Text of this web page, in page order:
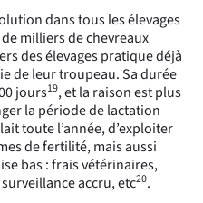
dans tous les élevages
milliers de chevreaux
des élevages pratique déjà
de leur troupeau. Sa durée
jours19, et la raison est plus
la période de lactation
toute l’année, d’exploiter
de fertilité, mais aussi
bas : frais vétérinaires,
accru, etc20.